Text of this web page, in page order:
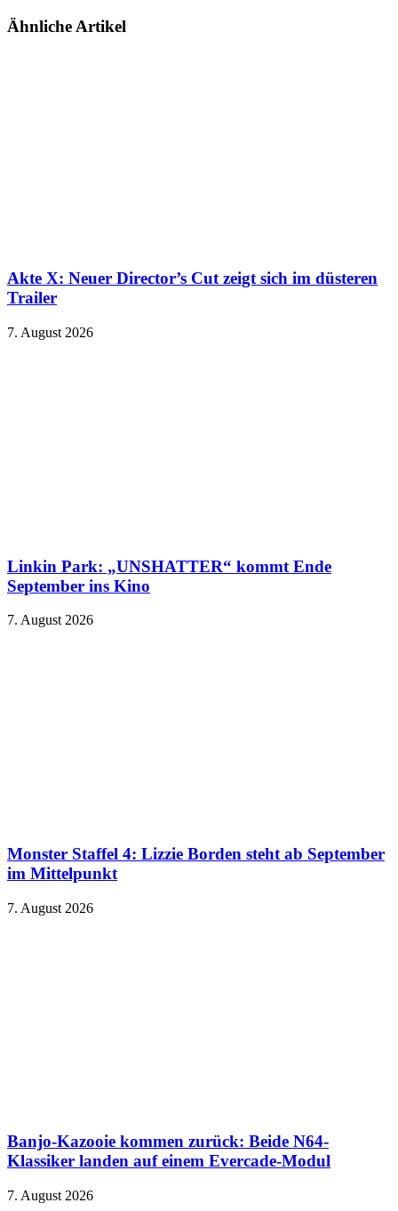
Ähnliche Artikel
Akte X: Neuer Director’s Cut zeigt sich im düsteren
Trailer
7. August 2026
Linkin Park: „UNSHATTER“ kommt Ende
September ins Kino
7. August 2026
Monster Staffel 4: Lizzie Borden steht ab September
im Mittelpunkt
7. August 2026
Banjo-Kazooie kommen zurück: Beide N64-
Klassiker landen auf einem Evercade-Modul
7. August 2026